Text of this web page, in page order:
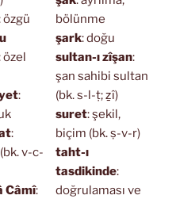
özgü
özel
:
:
v-c-
Câmî:
bölünme
şark: doğu
sultan-ı zîşan:
şan sahibi sultan
(bk. s-l-ṭ; ẕî)
suret: şekil,
biçim (bk. ṣ-v-r)
taht-ı
tasdikinde:
doğrulaması ve